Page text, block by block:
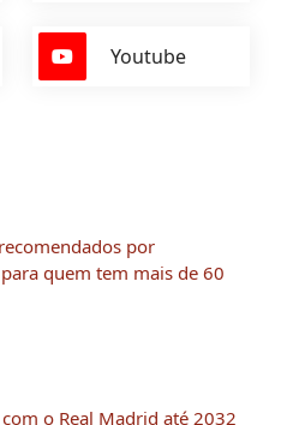
Youtube
por
quem tem mais de 60
o Real Madrid até 2032